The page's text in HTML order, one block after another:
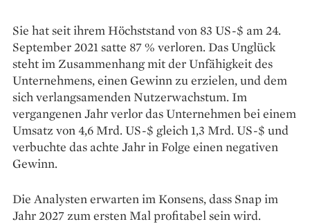
Sie hat seit ihrem Höchststand von 83 US-$ am 24.
September 2021 satte 87 % verloren. Das Unglück
steht im Zusammenhang mit der Unfähigkeit des
Unternehmens, einen Gewinn zu erzielen, und dem
sich verlangsamenden Nutzerwachstum. Im
vergangenen Jahr verlor das Unternehmen bei einem
Umsatz von 4,6 Mrd. US-$ gleich 1,3 Mrd. US-$ und
verbuchte das achte Jahr in Folge einen negativen
Gewinn.
Die Analysten erwarten im Konsens, dass Snap im
Jahr 2027 zum ersten Mal profitabel sein wird.